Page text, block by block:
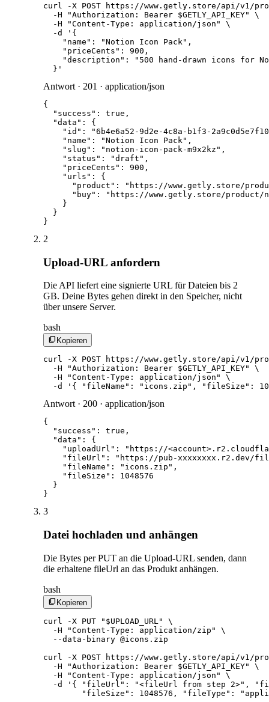
curl -X POST https://www.getly.store/api/v1/
  -H "Authorization: Bearer $GETLY_API_KEY" \
  -H "Content-Type: application/json" \
  -d '{
    "name": "Notion Icon Pack",
    "priceCents": 900,
"description": "500 hand-drawn icons for
  }'
Antwort · 201 · application/json
{
  "success": true,
  "data": {
"id": "6b4e6a52-9d2e-4c8a-b1f3-
    "name": "Notion Icon Pack",
    "slug": "notion-icon-pack-m9x2kz",
    "status": "draft",
    "priceCents": 900,
    "urls": {
"product": "https://www.getly.store/
"buy": "https://www.getly.store/product/
    }
  }
}
2
Upload-URL anfordern
Die API liefert eine signierte URL für Dateien bis 2
GB. Deine Bytes gehen direkt in den Speicher, nicht
über unsere Server.
bash
content_copy Kopieren
curl -X POST https://www.getly.store/api/v1/
  -H "Authorization: Bearer $GETLY_API_KEY" \
  -H "Content-Type: application/json" \
-d '{ "fileName": "icons.zip", "fileSize":
Antwort · 200 · application/json
{
  "success": true,
  "data": {
"uploadUrl": "https://
"fileUrl": "https://pub-xxxxxxxx.r2.dev/
    "fileName": "icons.zip",
    "fileSize": 1048576
  }
}
3
Datei hochladen und anhängen
Die Bytes per PUT an die Upload-URL senden, dann
die erhaltene fileUrl an das Produkt anhängen.
bash
content_copy Kopieren
curl -X PUT "$UPLOAD_URL" \
  -H "Content-Type: application/zip" \
  --data-binary @icons.zip
curl -X POST https://www.getly.store/api/v1/
  -H "Authorization: Bearer $GETLY_API_KEY" \
  -H "Content-Type: application/json" \
-d '{ "fileUrl": "<fileUrl from step 2>",
"fileSize": 1048576, "fileType":